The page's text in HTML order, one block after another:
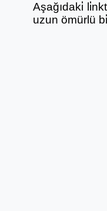
Aşağıdaki̇
uzun ömürlü